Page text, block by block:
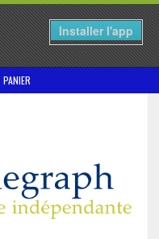
Installer l'app
PANIER